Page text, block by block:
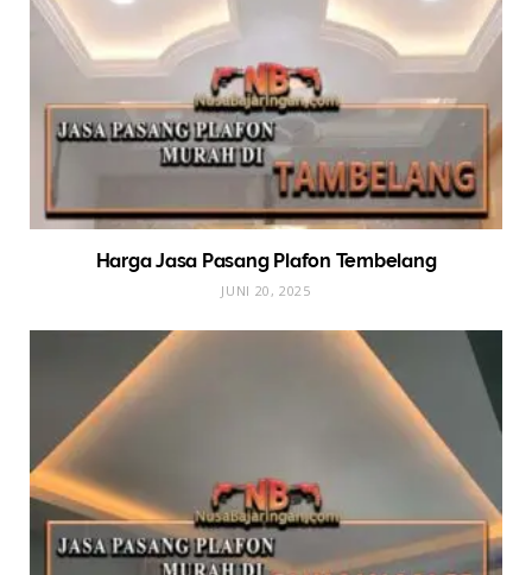
Harga Jasa Pasang Plafon Tembelang
JUNI 20, 2025